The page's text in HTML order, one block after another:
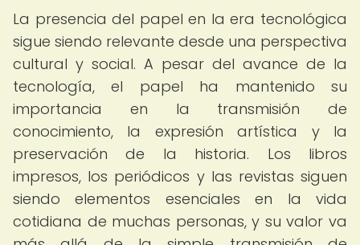
La presencia del papel en la era tecnológica
sigue siendo relevante desde una perspectiva
cultural y social. A pesar del avance de la
tecnología, el papel ha mantenido su
importancia en la transmisión de
conocimiento, la expresión artística y la
preservación de la historia. Los libros
impresos, los periódicos y las revistas siguen
siendo elementos esenciales en la vida
cotidiana de muchas personas, y su valor va